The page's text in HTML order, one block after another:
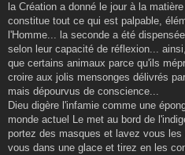
la Création a donné le jour à la
constitue tout ce qui est palpable,
l'Homme... la seconde a été
selon leur capacité de réflexion...
que certains animaux parce qu'ils
croire aux jolis mensonges délivrés
mais dépourvus de conscience...
Dieu digère l'infamie comme une
monde actuel Le met au bord de
portez des masques et lavez vous
vous dans une glace et tirez en les